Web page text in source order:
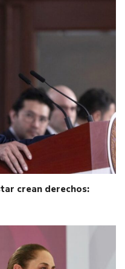
crean derechos: